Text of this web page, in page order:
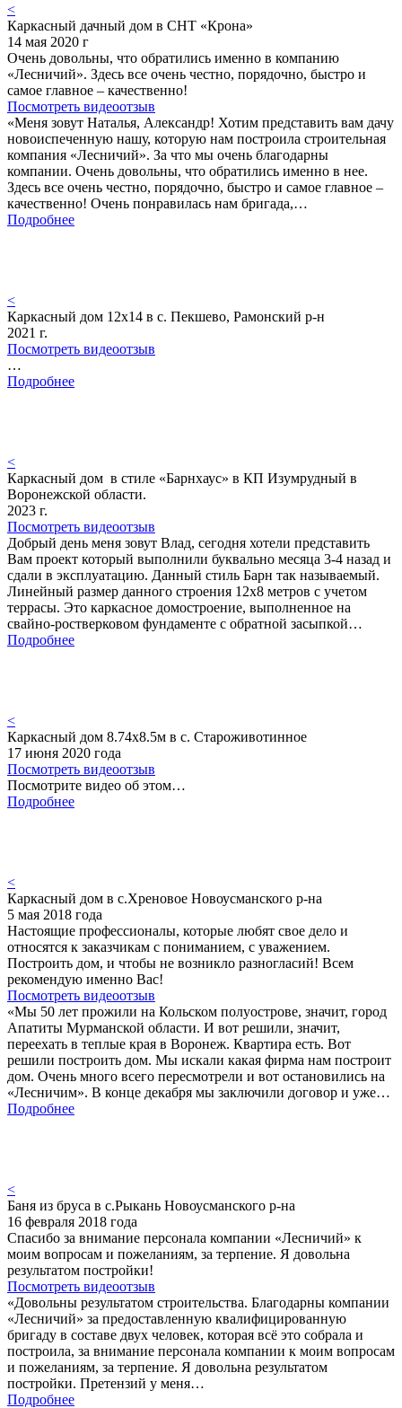
<
Каркасный дачный дом в СНТ «Крона»
14 мая 2020 г
Очень довольны, что обратились именно в компанию
«Лесничий». Здесь все очень честно, порядочно, быстро и
самое главное – качественно!
Посмотреть видеоотзыв
«Меня зовут Наталья, Александр! Хотим представить вам дачу
новоиспеченную нашу, которую нам построила строительная
компания «Лесничий». За что мы очень благодарны
компании. Очень довольны, что обратились именно в нее.
Здесь все очень честно, порядочно, быстро и самое главное –
качественно! Очень понравилась нам бригада,…
Подробнее
<
Каркасный дом 12х14 в с. Пекшево, Рамонский р-н
2021 г.
Посмотреть видеоотзыв
…
Подробнее
<
Каркасный дом в стиле «Барнхаус» в КП Изумрудный в
Воронежской области.
2023 г.
Посмотреть видеоотзыв
Добрый день меня зовут Влад, сегодня хотели представить
Вам проект который выполнили буквально месяца 3-4 назад и
сдали в эксплуатацию. Данный стиль Барн так называемый.
Линейный размер данного строения 12х8 метров с учетом
террасы. Это каркасное домостроение, выполненное на
свайно-ростверковом фундаменте с обратной засыпкой…
Подробнее
<
Каркасный дом 8.74х8.5м в с. Староживотинное
17 июня 2020 года
Посмотреть видеоотзыв
Посмотрите видео об этом…
Подробнее
<
Каркасный дом в с.Хреновое Новоусманского р-на
5 мая 2018 года
Настоящие профессионалы, которые любят свое дело и
относятся к заказчикам с пониманием, с уважением.
Построить дом, и чтобы не возникло разногласий! Всем
рекомендую именно Вас!
Посмотреть видеоотзыв
«Мы 50 лет прожили на Кольском полуострове, значит, город
Апатиты Мурманской области. И вот решили, значит,
переехать в теплые края в Воронеж. Квартира есть. Вот
решили построить дом. Мы искали какая фирма нам построит
дом. Очень много всего пересмотрели и вот остановились на
«Лесничим». В конце декабря мы заключили договор и уже…
Подробнее
<
Баня из бруса в с.Рыкань Новоусманского р-на
16 февраля 2018 года
Спасибо за внимание персонала компании «Лесничий» к
моим вопросам и пожеланиям, за терпение. Я довольна
результатом постройки!
Посмотреть видеоотзыв
«Довольны результатом строительства. Благодарны компании
«Лесничий» за предоставленную квалифицированную
бригаду в составе двух человек, которая всё это собрала и
построила, за внимание персонала компании к моим вопросам
и пожеланиям, за терпение. Я довольна результатом
постройки. Претензий у меня…
Подробнее